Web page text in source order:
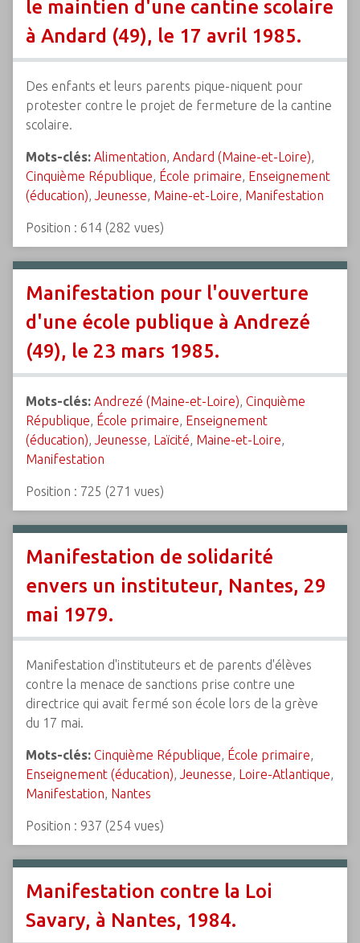
le maintien d'une cantine scolaire
à Andard (49), le 17 avril 1985.
Des enfants et leurs parents pique-niquent pour
protester contre le projet de fermeture de la cantine
scolaire.
Mots-clés: Alimentation, Andard (Maine-et-Loire),
Cinquième République, École primaire, Enseignement
(éducation), Jeunesse, Maine-et-Loire, Manifestation
Position : 614 (282 vues)
Manifestation pour l'ouverture
d'une école publique à Andrezé
(49), le 23 mars 1985.
Mots-clés: Andrezé (Maine-et-Loire), Cinquième
République, École primaire, Enseignement
(éducation), Jeunesse, Laïcité, Maine-et-Loire,
Manifestation
Position : 725 (271 vues)
Manifestation de solidarité
envers un instituteur, Nantes, 29
mai 1979.
Manifestation d'instituteurs et de parents d'élèves
contre la menace de sanctions prise contre une
directrice qui avait fermé son école lors de la grève
du 17 mai.
Mots-clés: Cinquième République, École primaire,
Enseignement (éducation), Jeunesse, Loire-Atlantique,
Manifestation, Nantes
Position : 937 (254 vues)
Manifestation contre la Loi
Savary, à Nantes, 1984.